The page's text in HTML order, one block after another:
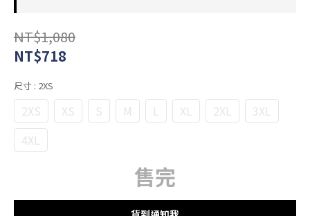
NT$1,080
NT$718
尺寸 : 2XS
2XS XS S M L XL 2XL
3XL
4XL
售完